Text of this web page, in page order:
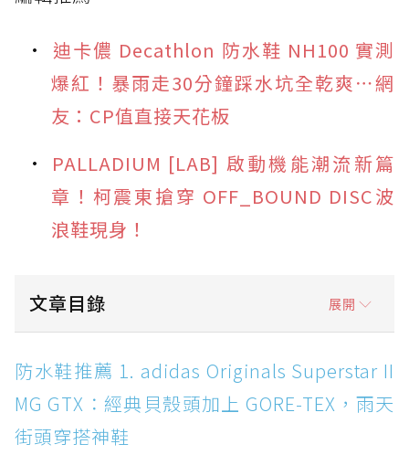
迪卡儂 Decathlon 防水鞋 NH100 實測
爆紅！暴雨走30分鐘踩水坑全乾爽⋯網
友：CP值直接天花板
PALLADIUM [LAB] 啟動機能潮流新篇
章！柯震東搶穿 OFF_BOUND DISC波
浪鞋現身！
文章目錄 展開
防水鞋推薦 1. adidas Originals Superstar II
MG GTX：經典貝殼頭加上 GORE-TEX，雨天街
頭穿搭神鞋
防水鞋推薦 2. New Balance Hierro v9 GORE-
防水鞋推薦 1. adidas Originals Superstar II
MG GTX：經典貝殼頭加上 GORE-TEX，雨天
街頭穿搭神鞋